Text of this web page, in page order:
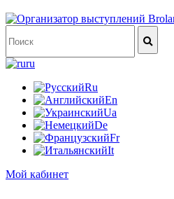
ru
Ru
En
Ua
De
Fr
It
Мой кабинет